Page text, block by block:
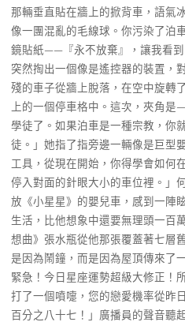
那輛垂直貼在牆上的掀背車，語氣
像一團混亂的毛線球。你污染了泊
鏡貼紙——『永不放棄』，讓我看
突然掏出一個像是遙控器的裝置，
殘的車子從牆上脫落，在空中旋轉
上的一個停車格中。這次，夾角
學徒了。如果泊車是一種宗教，你
徒。」她指了指旁邊一輛像是巨型
工具，從現在開始，你得學會如何
停入對面的針眼大小的車位裡。」
放《小星星》的嬰兒車，感到一陣
生活，比他想象中還要無理頭一百
想曲》張水瓶從他那張覆蓋著七層
是因為鬧鐘，而是因為屋頂傳來了
緊急！今日星座運勢超級大修正！
打了一個噴嚏，您的戀愛機率從昨
百分之八十七！」廣播員的聲音聽